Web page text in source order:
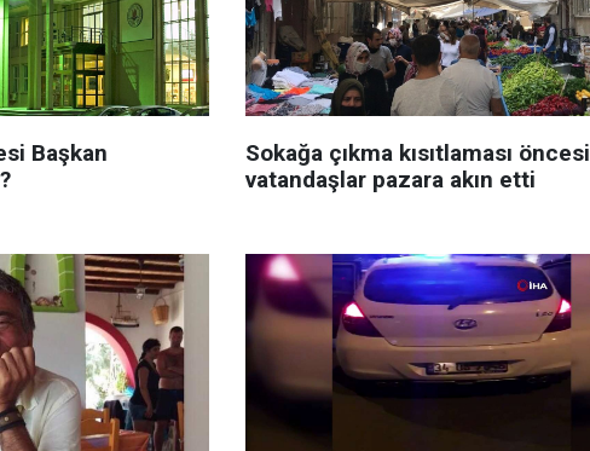
Başkan
Sokağa çıkma kısıtlaması öncesi
vatandaşlar pazara akın etti